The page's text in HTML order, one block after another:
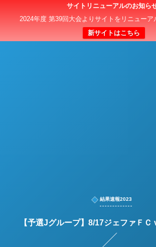
サイトリニューアルのお知ら
2024年度 第39回大会よりサイトをリニューア
新サイトはこちら
日本クラブユースサッカー選手権
結果速報2023
【予選Jグループ】8/17ジェファＦＣ